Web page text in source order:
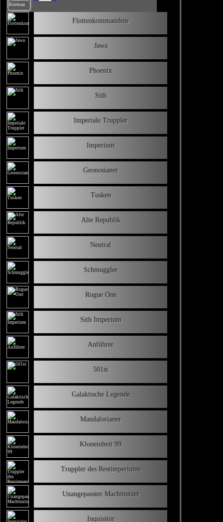
Flottenkommandeur
Jawa
Phoenix
Sith
Imperiale Truppler
Imperium
Geonosianer
Tusken
Alte Republik
Neutral
Schmuggler
Rogue One
Sith Imperium
Anführer
501st
Galaktische Legende
Mandalorianer
Kloneinheit 99
Truppler des Restimperiums
Unangepasster Machtnutzer
Inquisitor